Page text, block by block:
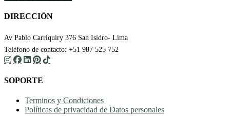
DIRECCIÓN
Av Pablo Carriquiry 376 San Isidro- Lima
Teléfono de contacto: +51 987 525 752
SOPORTE
Terminos y Condiciones
Políticas de privacidad de Datos personales